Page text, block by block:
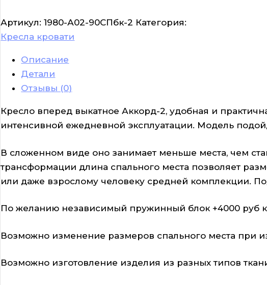
Артикул:1980-А02-90СПбк-2 Категория:
Кресла кровати
Описание
Детали
Отзывы (0)
Кресло вперед выкатное Аккорд-2, удобная и
интенсивной ежедневной эксплуатации. Модель
В сложенном виде оно занимает меньше места, чем
трансформации длина спального места позволяет
или даже взрослому человеку средней комплекции.
По желанию независимый пружинный блок +4000 руб к
Возможно изменение размеров спального места при
Возможно изготовление изделия из разных типов